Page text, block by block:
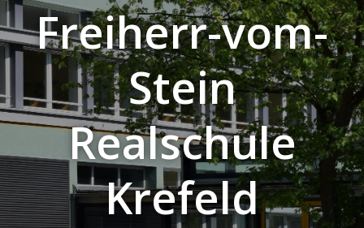
Freiherr-vom-
Stein
Realschule
Krefeld